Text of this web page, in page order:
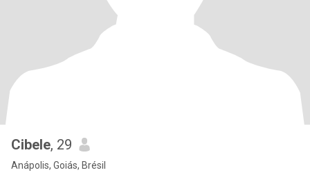
Cibele, 29
Anápolis, Goiás, Brésil